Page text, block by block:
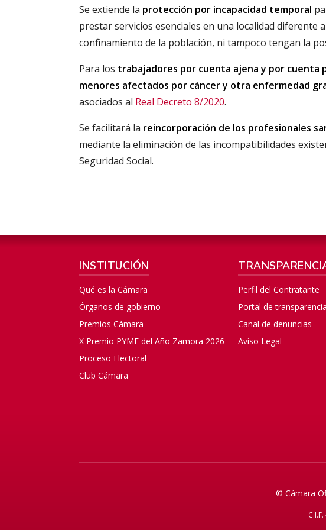
Se extiende la protección por incapacidad temporal
prestar servicios esenciales en una localidad diferente
confinamiento de la población, ni tampoco tengan la
Para los trabajadores por cuenta ajena y por cuenta
menores afectados por cáncer y otra enfermedad
asociados al Real Decreto 8/2020.
Se facilitará la reincorporación de los profesionales
mediante la eliminación de las incompatibilidades
Seguridad Social.
INSTITUCIÓN
Qué es la Cámara
Órganos de gobierno
Premios Cámara
X Premio PYME del Año Zamora 2026
Proceso Electoral
Club Cámara
Perfil del Contratante
Portal de transparencia
Canal de denuncias
Aviso Legal
© Cámara